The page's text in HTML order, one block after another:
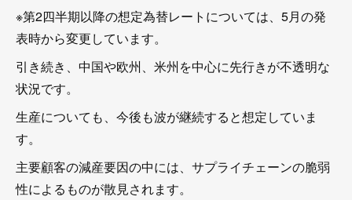
※第2四半期以降の想定為替レートについては、5月の発
表時から変更しています。
引き続き、中国や欧州、米州を中心に先行きが不透明な
状況です。
生産についても、今後も波が継続すると想定していま
す。
主要顧客の減産要因の中には、サプライチェーンの脆弱
性によるものが散見されます。